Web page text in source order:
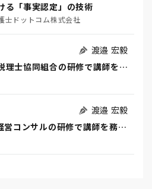
る「事実認定」の技術
士ドットコム株式会社
渡邉 宏毅
渡邉宏毅弁護士が中国税理士協同組合の研修で講師を務めます
渡邉 宏毅
渡邉宏毅弁護士が(株)経営コンサルの研修で講師を務めます